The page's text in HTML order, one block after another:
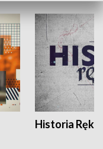
Historia Ręką